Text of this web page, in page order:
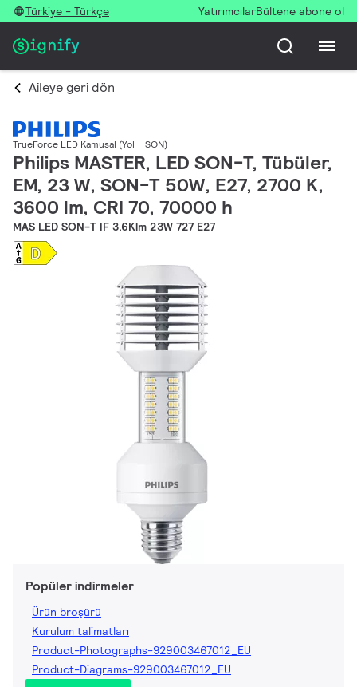
Türkiye - Türkçe YatırımcılarBültene abone ol
Aileye geri dön
TrueForce LED Kamusal (Yol – SON)
Philips MASTER, LED SON-T, Tübüler,
EM, 23 W, SON-T 50W, E27, 2700 K,
3600 lm, CRI 70, 70000 h
MAS LED SON-T IF 3.6Klm 23W 727 E27
Popüler indirmeler
Ürün broşürü
Kurulum talimatları
Product-Photographs-929003467012_EU
Product-Diagrams-929003467012_EU